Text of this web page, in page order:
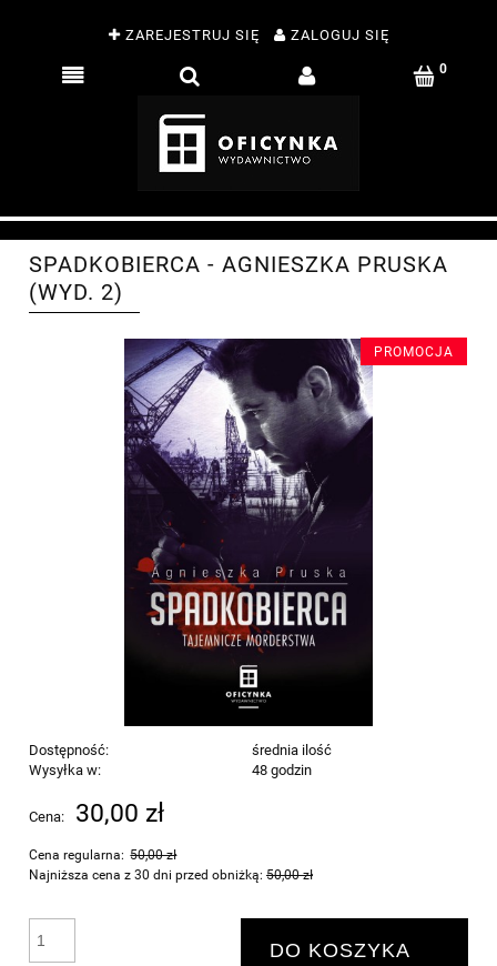
ZAREJESTRUJ SIĘ ZALOGUJ SIĘ
SPADKOBIERCA - AGNIESZKA PRUSKA
(WYD. 2)
PROMOCJA
Dostępność:
średnia ilość
Wysyłka w:
48 godzin
Cena: 30,00 zł
Cena regularna: 50,00 zł
Najniższa cena z 30 dni przed obniżką: 50,00 zł
DO KOSZYKA